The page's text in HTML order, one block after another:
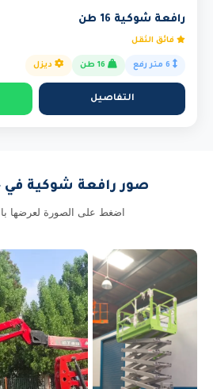
رافعة شوكية 16 طن
فائق الثقل
ديزل
التفاصيل
صور رافعة شوكية في
اضغط على الصورة لعرضها